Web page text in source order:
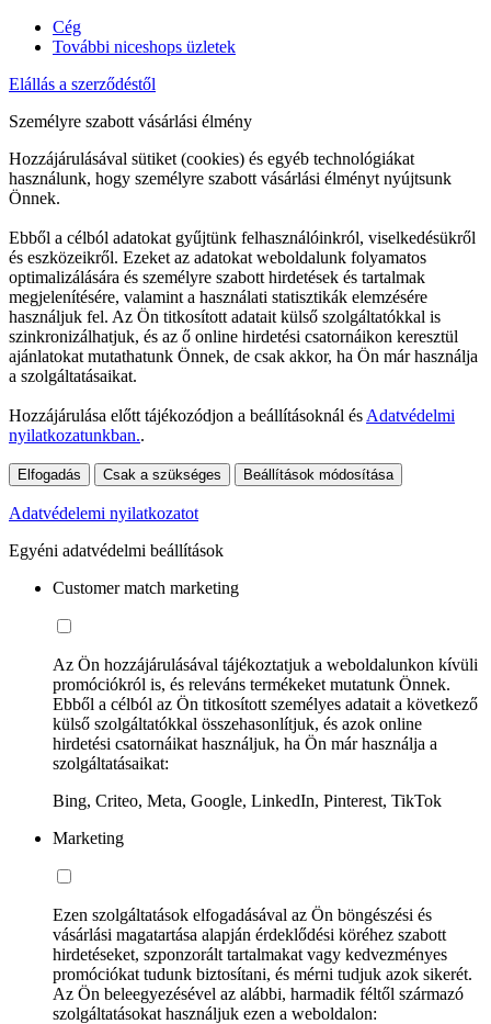
Cég
További niceshops üzletek
Elállás a szerződéstől
Személyre szabott vásárlási élmény
Hozzájárulásával sütiket (cookies) és egyéb technológiákat
használunk, hogy személyre szabott vásárlási élményt nyújtsunk
Önnek.
Ebből a célból adatokat gyűjtünk felhasználóinkról, viselkedésükről
és eszközeikről. Ezeket az adatokat weboldalunk folyamatos
optimalizálására és személyre szabott hirdetések és tartalmak
megjelenítésére, valamint a használati statisztikák elemzésére
használjuk fel. Az Ön titkosított adatait külső szolgáltatókkal is
szinkronizálhatjuk, és az ő online hirdetési csatornáikon keresztül
ajánlatokat mutathatunk Önnek, de csak akkor, ha Ön már használja
a szolgáltatásaikat.
Hozzájárulása előtt tájékozódjon a beállításoknál és Adatvédelmi
nyilatkozatunkban..
Elfogadás Csak a szükséges Beállítások módosítása
Adatvédelemi nyilatkozatot
Egyéni adatvédelmi beállítások
Customer match marketing
Az Ön hozzájárulásával tájékoztatjuk a weboldalunkon kívüli
promóciókról is, és releváns termékeket mutatunk Önnek.
Ebből a célból az Ön titkosított személyes adatait a következő
külső szolgáltatókkal összehasonlítjuk, és azok online
hirdetési csatornáikat használjuk, ha Ön már használja a
szolgáltatásaikat:
Bing, Criteo, Meta, Google, LinkedIn, Pinterest, TikTok
Marketing
Ezen szolgáltatások elfogadásával az Ön böngészési és
vásárlási magatartása alapján érdeklődési köréhez szabott
hirdetéseket, szponzorált tartalmakat vagy kedvezményes
promóciókat tudunk biztosítani, és mérni tudjuk azok sikerét.
Az Ön beleegyezésével az alábbi, harmadik féltől származó
szolgáltatásokat használjuk ezen a weboldalon: